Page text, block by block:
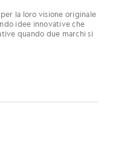
la loro visione originale
idee innovative che
quando due marchi si